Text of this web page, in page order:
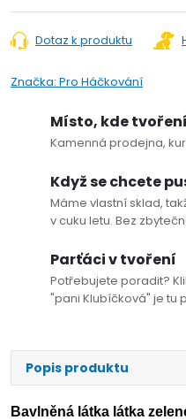
Dotaz k produktu
Značka: Pro Háčkování
Místo, kde
Kamenná prodejna,
Když se chcete
Máme vlastní sklad,
v cuku letu. Bez
Parťáci v tvoření
Potřebujete poradit?
"pani Klubíčková" je tu
Popis produktu
Bavlněná látka látka